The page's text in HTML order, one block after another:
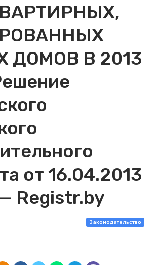
В 2013
от 16.04.2013
Registr.by
Законодательство